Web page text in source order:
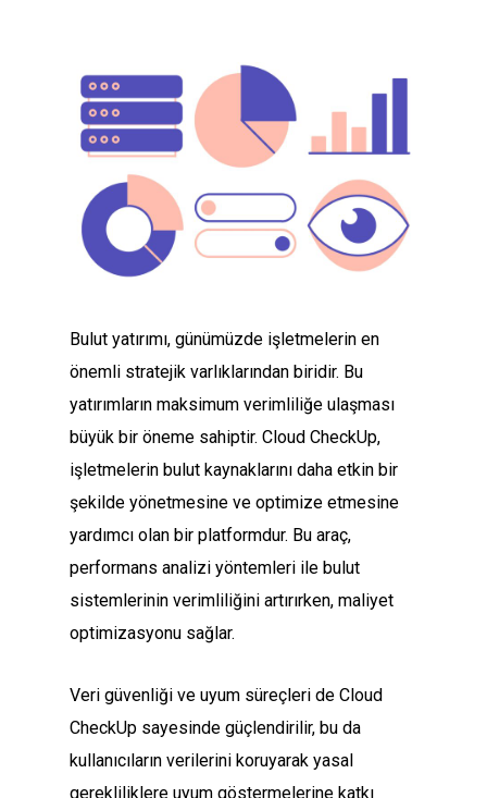
Bulut yatırımı, günümüzde işletmelerin en
önemli stratejik varlıklarından biridir. Bu
yatırımların maksimum verimliliğe ulaşması
büyük bir öneme sahiptir. Cloud CheckUp,
işletmelerin bulut kaynaklarını daha etkin bir
şekilde yönetmesine ve optimize etmesine
yardımcı olan bir platformdur. Bu araç,
performans analizi yöntemleri ile bulut
sistemlerinin verimliliğini artırırken, maliyet
optimizasyonu sağlar.
Veri güvenliği ve uyum süreçleri de Cloud
CheckUp sayesinde güçlendirilir, bu da
kullanıcıların verilerini koruyarak yasal
gerekliliklere uyum göstermelerine katkı